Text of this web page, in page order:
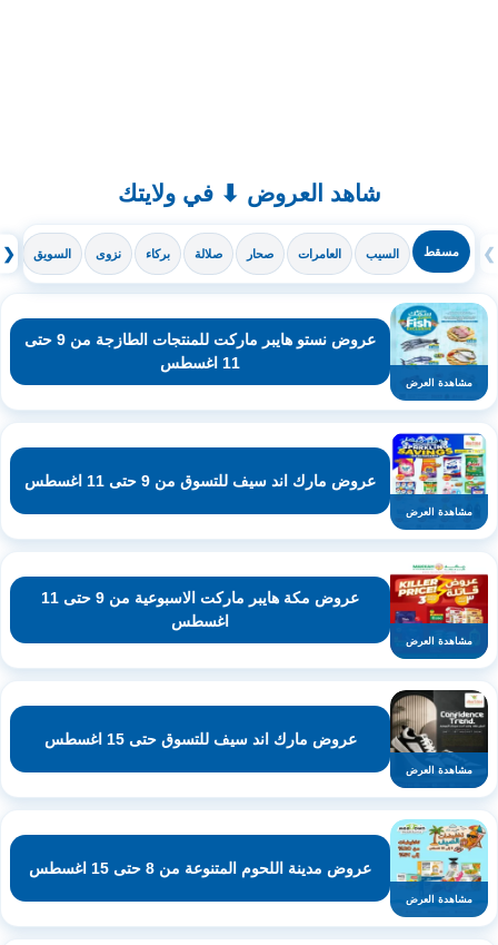
شاهد العروض ⬇ في ولايتك
❮ مسقط السيب العامرات صحار صلالة بركاء نزوى السويق ❯
مشاهدة العرض
عروض نستو هايبر ماركت للمنتجات الطازجة من 9 حتى
11 اغسطس
مشاهدة العرض
عروض مارك اند سيف للتسوق من 9 حتى 11 اغسطس
مشاهدة العرض
عروض مكة هايبر ماركت الاسبوعية من 9 حتى 11
اغسطس
مشاهدة العرض
عروض مارك اند سيف للتسوق حتى 15 اغسطس
مشاهدة العرض
عروض مدينة اللحوم المتنوعة من 8 حتى 15 اغسطس